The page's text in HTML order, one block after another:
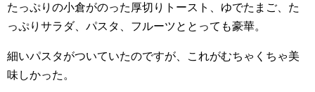
たっぷりの小倉がのった厚切りトースト、ゆでたまご、た
っぷりサラダ、パスタ、フルーツととっても豪華。
細いパスタがついていたのですが、これがむちゃくちゃ美
味しかった。